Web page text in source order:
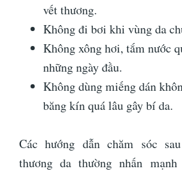
vết thương.
Không đi bơi khi vùng da
Không xông hơi, tắm nước
những ngày đầu.
Không dùng miếng dán
băng kín quá lâu gây bí da.
Các hướng dẫn chăm sóc
thương da thường nhấn